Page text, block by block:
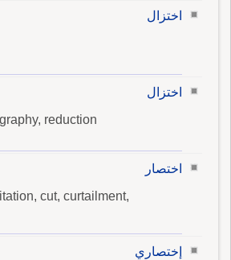
اختزال
اختزال
reduction
اختصار
cut, curtailment,
إختصاري